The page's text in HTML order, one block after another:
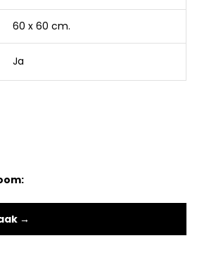
60 x 60 cm.
Ja
→